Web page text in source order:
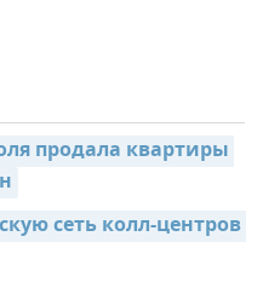
продала квартиры
сеть колл-центров